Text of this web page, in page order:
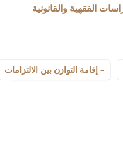
– إقامة التوازن بين الالتزامات